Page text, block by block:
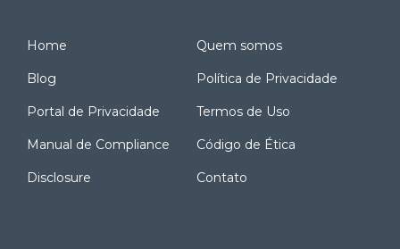
Home Quem somos
Blog Política de Privacidade
Portal de Privacidade Termos de Uso
Manual de Compliance Código de Ética
Disclosure Contato